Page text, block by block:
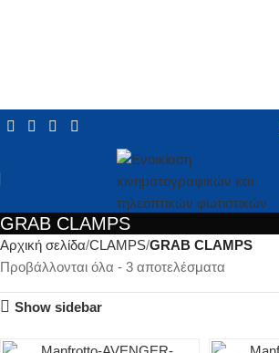
GRAB CLAMPS
Αρχική σελίδα CLAMPS GRAB CLAMPS
Προβάλλονται όλα - 3 αποτελέσματα
Show sidebar